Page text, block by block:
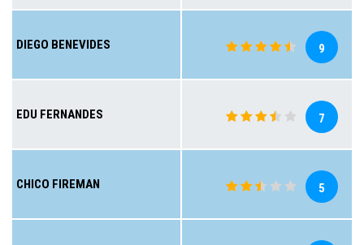
DIEGO BENEVIDES 9
EDU FERNANDES 7
CHICO FIREMAN 5